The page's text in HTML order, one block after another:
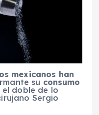
mexicanos han
su consumo
doble de lo
Sergio